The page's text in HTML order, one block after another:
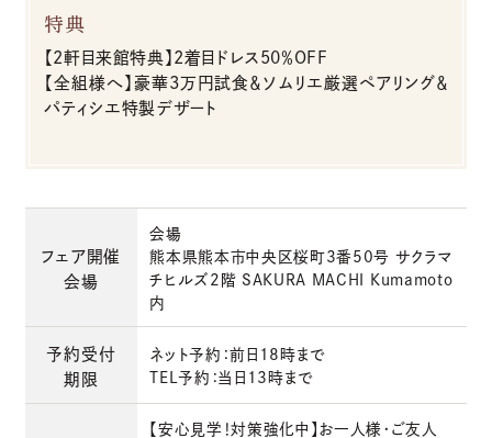
特典
【2軒目来館特典】2着目ドレス50％OFF
【全組様へ】豪華3万円試食＆ソムリエ厳選ペアリング＆
パティシエ特製デザート
フェア開催
会場
会場
熊本県熊本市中央区桜町3番50号 サクラマ
チヒルズ2階 SAKURA MACHI Kumamoto
内
予約受付
期限
ネット予約：前日18時まで
TEL予約：当日13時まで
【安心見学！対策強化中】お一人様・ご友人